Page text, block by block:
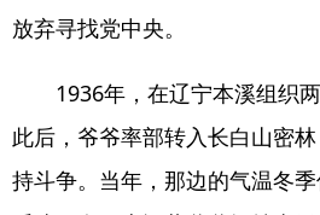
放弃寻找党中央。
1936年，在辽宁本溪组织
此后，爷爷率部转入长白山密
持斗争。当年，那边的气温冬